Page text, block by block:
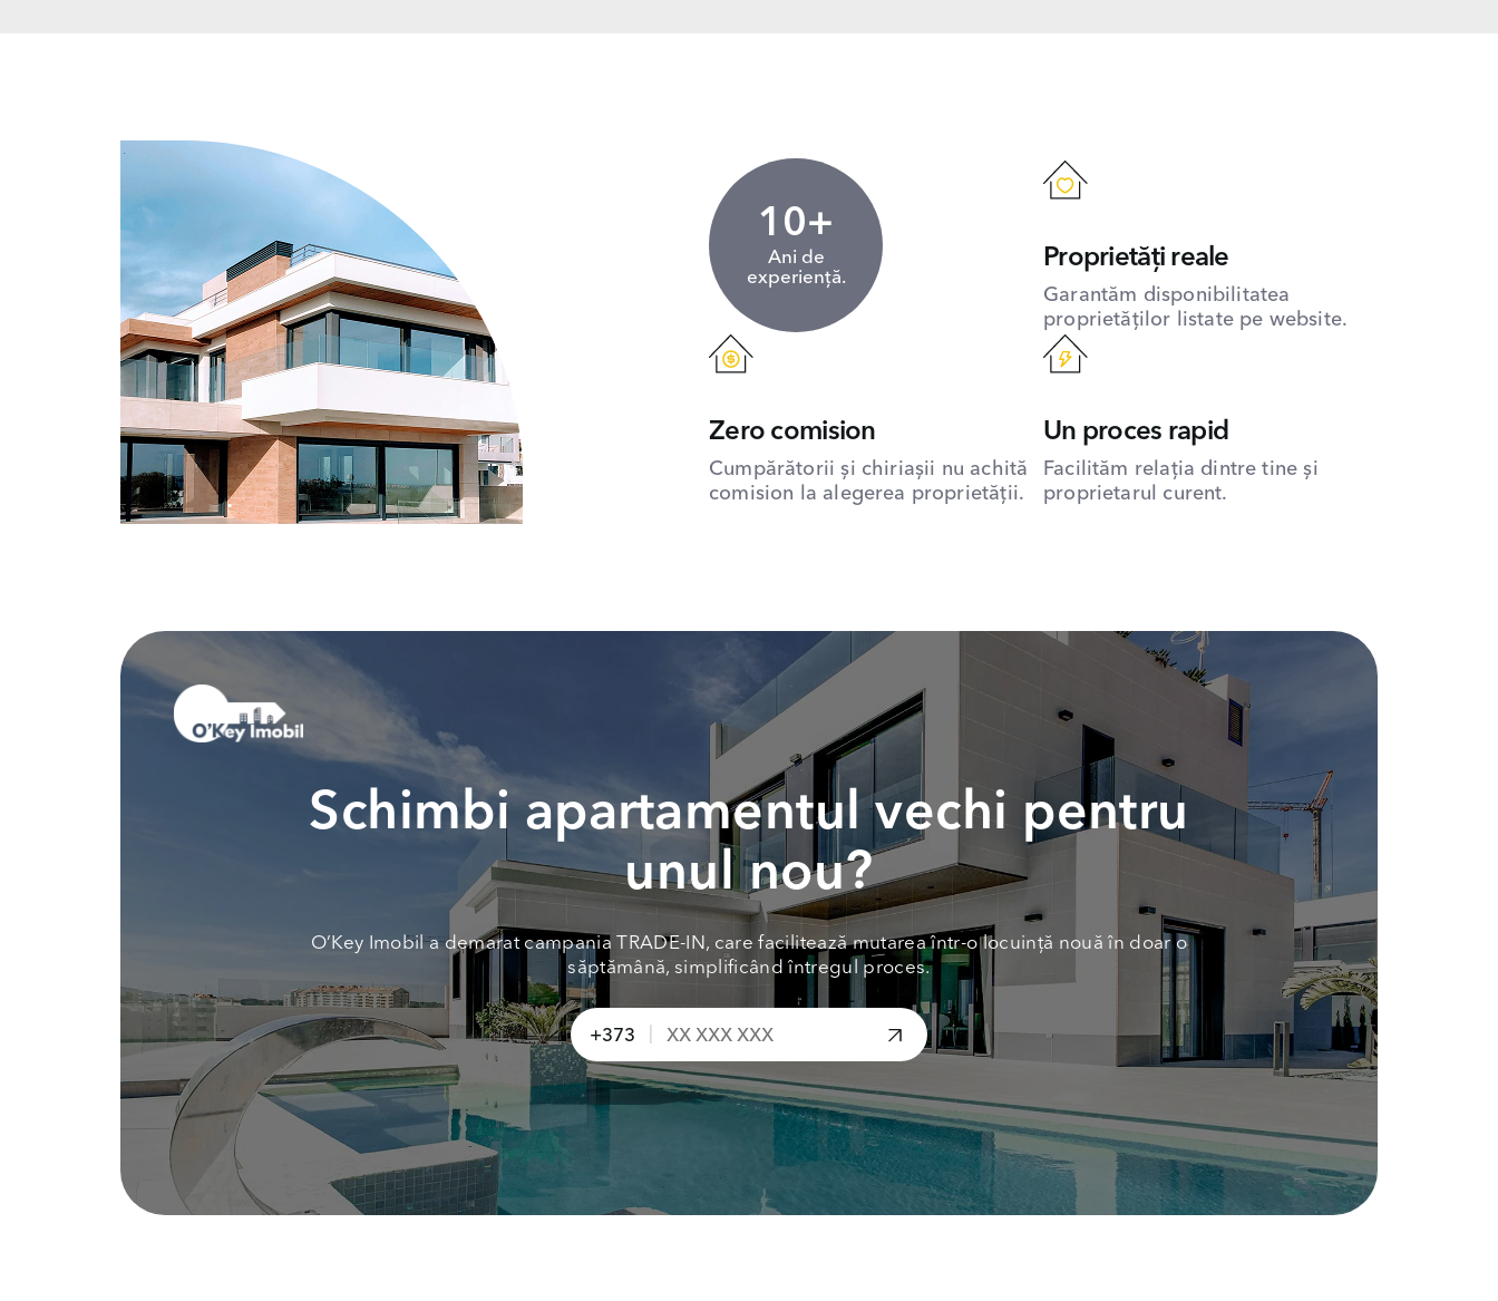
10+
Ani de
experiență.
Proprietăți reale
Garantăm disponibilitatea
proprietăților listate pe website.
Zero comision
Cumpărătorii și chiriașii nu achită
comision la alegerea proprietății.
Un proces rapid
Facilităm relația dintre tine și
proprietarul curent.
Schimbi apartamentul vechi pentru
unul nou?
O’Key Imobil a demarat campania TRADE-IN, care facilitează mutarea într-o locuință nouă în doar o
săptămână, simplificând întregul proces.
+373